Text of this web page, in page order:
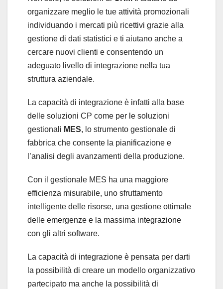
organizzare meglio le tue attività promozionali
individuando i mercati più ricettivi grazie alla
gestione di dati statistici e ti aiutano anche a
cercare nuovi clienti e consentendo un
adeguato livello di integrazione nella tua
struttura aziendale.
La capacità di integrazione è infatti alla base
delle soluzioni CP come per le soluzioni
gestionali MES, lo strumento gestionale di
fabbrica che consente la pianificazione e
l’analisi degli avanzamenti della produzione.
Con il gestionale MES ha una maggiore
efficienza misurabile, uno sfruttamento
intelligente delle risorse, una gestione ottimale
delle emergenze e la massima integrazione
con gli altri software.
La capacità di integrazione è pensata per darti
la possibilità di creare un modello organizzativo
partecipato ma anche la possibilità di